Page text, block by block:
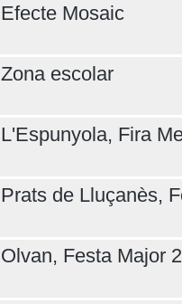
Efecte Mosaic
Zona escolar
L'Espunyola, Fira
Prats de Lluçanès,
Olvan, Festa Major